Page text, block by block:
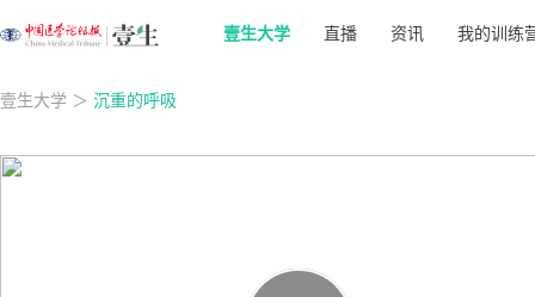
壹生大学 直播 资讯 我的训练
壹生大学 ＞ 沉重的呼吸